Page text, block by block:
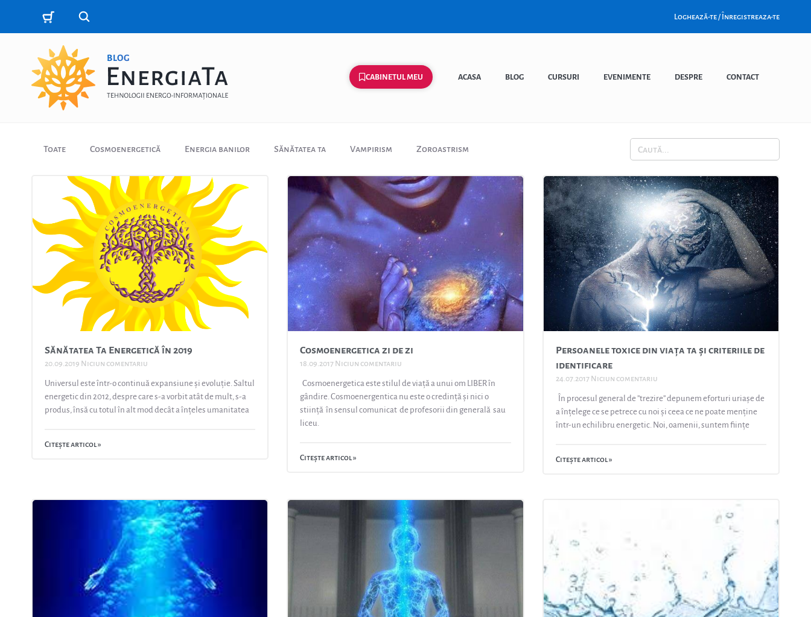
Loghează-te / Înregistreaza-te
CABINETUL MEU ACASA BLOG CURSURI EVENIMENTE DESPRE CONTACT
Toate Cosmoenergetică Energia banilor Sănătatea ta Vampirism Zoroastrism
Sănătatea Ta Energetică în 2019
20.09.2019 Niciun comentariu
Universul este într-o continuă expansiune și evoluție. Saltul
energetic din 2012, despre care s-a vorbit atât de mult, s-a
produs, însă cu totul în alt mod decât a înțeles umanitatea
Citește articol »
Cosmoenergetica zi de zi
18.09.2017 Niciun comentariu
Cosmoenergetica este stilul de viață a unui om LIBER în
gândire. Cosmoenergentica nu este o credință și nici o
stiință în sensul comunicat de profesorii din generală sau
liceu.
Citește articol »
Persoanele toxice din viața ta și criteriile de
identificare
24.07.2017 Niciun comentariu
În procesul general de ”trezire” depunem eforturi uriașe de
a înțelege ce se petrece cu noi și ceea ce ne poate menține
într-un echilibru energetic. Noi, oamenii, suntem ființe
Citește articol »